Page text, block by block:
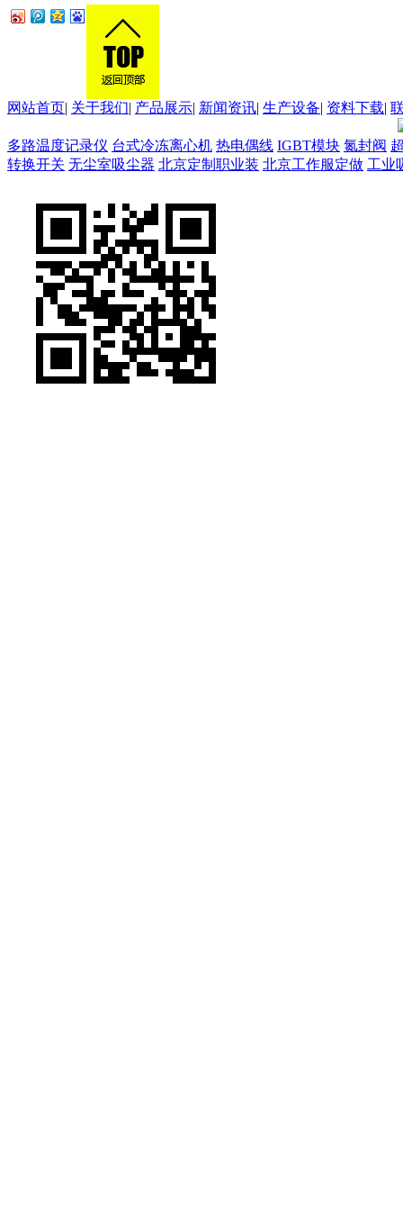
网站首页| 关于我们| 产品展示| 新闻资讯| 生产设备| 资料下载|
多路温度记录仪 台式冷冻离心机 热电偶线 IGBT模块 氮封阀
转换开关 无尘室吸尘器 北京定制职业装 北京工作服定做 工业